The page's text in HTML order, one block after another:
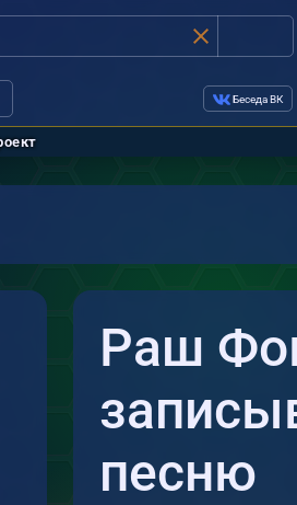
Беседа ВК
Раш
песню